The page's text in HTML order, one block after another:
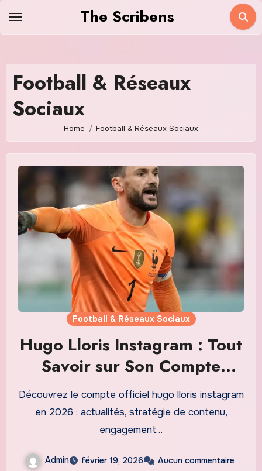
The Scribens
Football & Réseaux
Sociaux
Home Football & Réseaux Sociaux
Football & Réseaux Sociaux
Hugo Lloris Instagram : Tout
Savoir sur Son Compte
Officiel et ses Actualités en
2026
Découvrez le compte officiel hugo lloris instagram
en 2026 : actualités, stratégie de contenu,
engagement…
Admin février 19, 2026 Aucun commentaire